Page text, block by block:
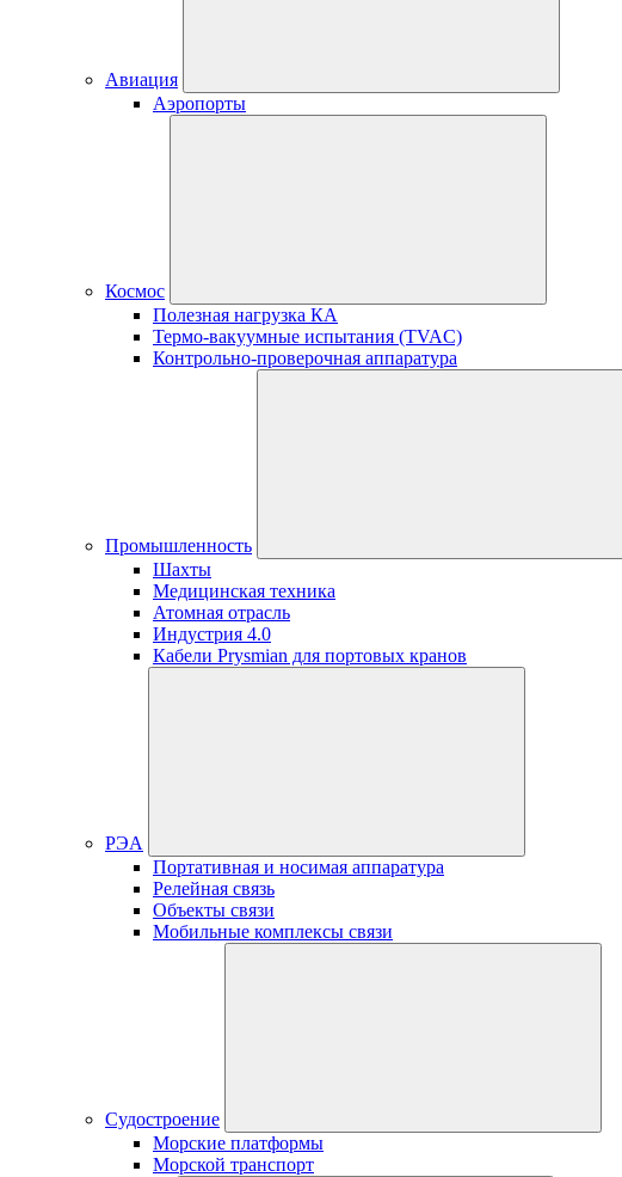
Авиация
Аэропорты
Космос
Полезная нагрузка КА
Термо-вакуумные испытания (TVAC)
Контрольно-проверочная аппаратура
Промышленность
Шахты
Медицинская техника
Атомная отрасль
Индустрия 4.0
Кабели Prysmian для портовых кранов
РЭА
Портативная и носимая аппаратура
Релейная связь
Объекты связи
Мобильные комплексы связи
Судостроение
Морские платформы
Морской транспорт